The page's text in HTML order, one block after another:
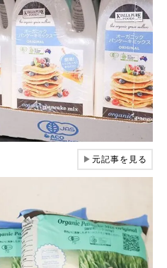
▶元記事を見る